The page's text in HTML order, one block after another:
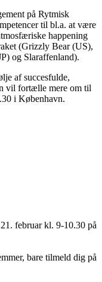
på Rytmisk
til bl.a. at være
happening
(Grizzly Bear (US),
og Slaraffenland).
af succesfulde,
vil fortælle mere om til
i København.
februar kl. 9-10.30 på
bare tilmeld dig på